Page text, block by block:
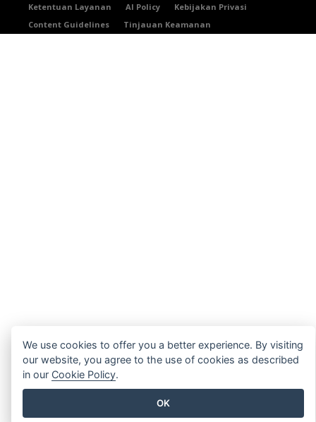
Ketentuan Layanan AI Policy
Kebijakan Privasi
Content Guidelines
Tinjauan Keamanan
We use cookies to offer you a better experience. By visiting
our website, you agree to the use of cookies as described
in our Cookie Policy.
OK